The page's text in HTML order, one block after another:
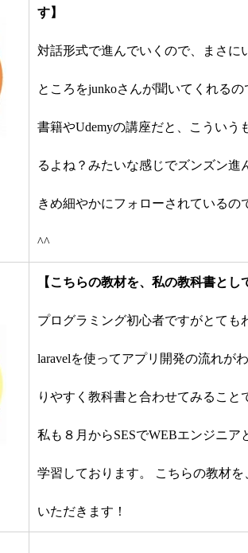
す】
対話形式で進んでいくので、まさに
ところをjunkoさんが聞いてくれる
書籍やUdemyの講座だと、こうい
るよね？みたいな感じでズンズン進
きめ細やかにフォローされているの
^^
【こちらの教材を、私の教科書とし
プログラミング初心者ですがとても
laravelを使ってアプリ開発の流れが
りやすく教科書と合わせてみること
私も８月からSESでWEBエンジニア
学習しております。 こちらの教材
いただきます！